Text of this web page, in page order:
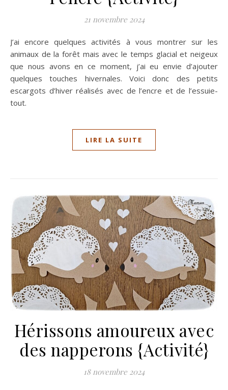
21 novembre 2024
J’ai encore quelques activités à vous montrer sur les
animaux de la forêt mais avec le temps glacial et neigeux
que nous avons en ce moment, j’ai eu envie d’ajouter
quelques touches hivernales. Voici donc des petits
escargots d’hiver réalisés avec de l’encre et de l’essuie-
tout.
LIRE LA SUITE
Hérissons amoureux avec
des napperons {Activité}
18 novembre 2024